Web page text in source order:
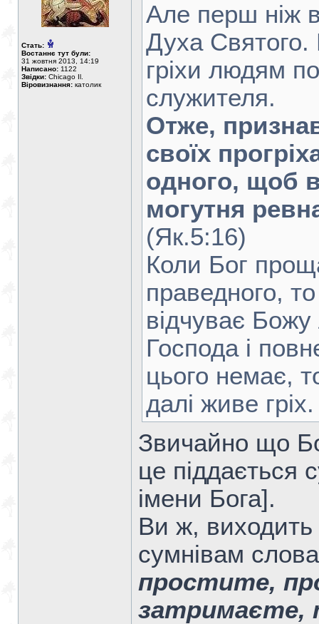
Стать:
Востаннє тут були:
31 жовтня 2013, 14:19
Написано: 1122
Звідки: Chicago Il.
Віровизнання: католик
Але перш ніж
Духа
гріхи людям
служителя.
Отже,
своїх
одного, щоб
могутня
(Як.5:16)
Коли Бог
праведного,
відчуває Божу
Господа і
цього немає,
далі живе гріх.
Звичайно що
це піддається
імени Бога].
Ви ж, виходить
сумнівам
простите,
затримаєте,